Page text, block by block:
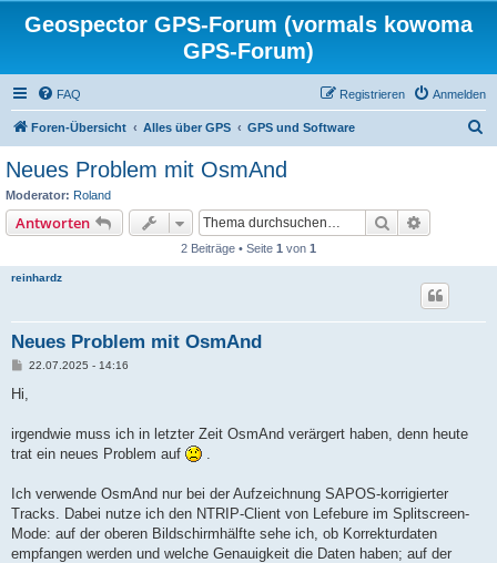
Geospector GPS-Forum (vormals kowoma
GPS-Forum)
FAQ Anmelden
Registrieren
Foren-Übersicht Alles über GPS GPS und Software
Neues Problem mit OsmAnd
Moderator: Roland
Antworten Suche
2 Beiträge • Seite 1 von 1
reinhardz
Neues Problem mit OsmAnd
B
t
a
g
22.07.2025 - 14:16
Hi,
irgendwie muss ich in letzter Zeit OsmAnd verärgert haben, denn heute
trat ein neues Problem auf
Ich verwende OsmAnd nur bei der Aufzeichnung SAPOS-korrigierter
Tracks. Dabei nutze ich den NTRIP-Client von Lefebure im Splitscreen-
Mode: auf der oberen Bildschirmhälfte sehe ich, ob Korrekturdaten
empfangen werden und welche Genauigkeit die Daten haben; auf der